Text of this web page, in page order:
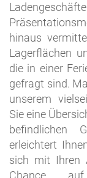
hinaus
Lagerflächen
die in einer
gefragt sind.
unserem
Sie eine
befindlichen
erleichtert
sich mit Ihren
Chance